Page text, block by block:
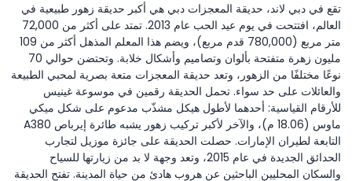
تقع في دبي لاند، حديقة المعجزات دبي هي أكبر حديقة زهور طبيعية في
العالم، افتتحت في يوم عيد الحب عام 2013. تمتد على أكثر من 72,000
متر مربع (780,000 قدم مربع)، ويضم هذا المعلم المذهل أكثر من 109
مليون زهرة متفتحة بألوان وتصاميم وأشكال خلابة. وتحتضن حوالي 70
نوعًا مختلفًا من الزهور، وتعد حديقة المعجزات متعة بصرية لمحبي الطبيعة
والعائلات على حد سواء. تحمل الحديقة رقمين في موسوعة غينيس
للأرقام القياسية: أحدهما لأطول هيكل مشذّب مدعوم على شكل ميكي
ماوس (18.06 م)، والآخر لأكبر تركيب زهور يشبه طائرة إيرباص A380
التابعة لطيران الإمارات. حصلت الحديقة على جائزة موزيل لتجارب
الحدائق الجديدة في عام 2015، وتعد وجهة لا بد من زيارتها للسياح
والسكان المحليين الباحثين عن هروب هادئ من حياة المدينة. تفتح الحديقة